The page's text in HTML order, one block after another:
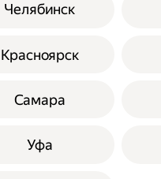
Челябинск
Красноярск
Самара
Уфа